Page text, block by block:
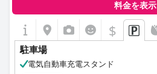
料金を表示
$
駐車場
電気自動車充電スタンド